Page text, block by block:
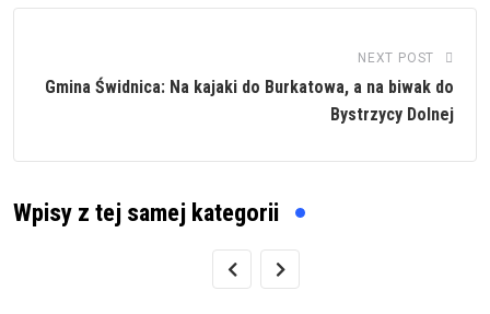
NEXT POST
Gmina Świdnica: Na kajaki do Burkatowa, a na biwak do
Bystrzycy Dolnej
Wpisy z tej samej kategorii